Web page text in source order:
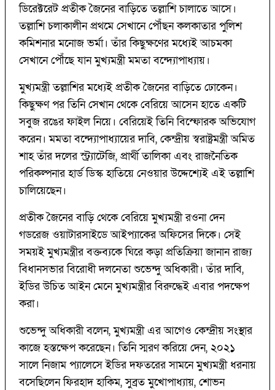
ডিরেক্টরেট প্রতীক জৈনের বাড়িতে তল্লাশি চালাতে আসে।
তল্লাশি চলাকালীন প্রথমে সেখানে পৌঁছন কলকাতার পুলিশ
কমিশনার মনোজ ভর্মা। তাঁর কিছুক্ষণের মধ্যেই আচমকা
সেখানে পৌঁছে যান মুখ্যমন্ত্রী মমতা বন্দ্যোপাধ্যায়।
মুখ্যমন্ত্রী তল্লাশির মধ্যেই প্রতীক জৈনের বাড়িতে ঢোকেন।
কিছুক্ষণ পর তিনি সেখান থেকে বেরিয়ে আসেন হাতে একটি
সবুজ রঙের ফাইল নিয়ে। বেরিয়েই তিনি বিস্ফোরক অভিযোগ
করেন। মমতা বন্দ্যোপাধ্যায়ের দাবি, কেন্দ্রীয় স্বরাষ্ট্রমন্ত্রী অমিত
শাহ তাঁর দলের স্ট্র্যাটেজি, প্রার্থী তালিকা এবং রাজনৈতিক
পরিকল্পনার হার্ড ডিস্ক হাতিয়ে নেওয়ার উদ্দেশ্যেই এই তল্লাশি
চালিয়েছেন।
প্রতীক জৈনের বাড়ি থেকে বেরিয়ে মুখ্যমন্ত্রী রওনা দেন
গডরেজ ওয়াটারসাইডে আইপ্যাকের অফিসের দিকে। সেই
সময়ই মুখ্যমন্ত্রীর বক্তব্যকে ঘিরে কড়া প্রতিক্রিয়া জানান রাজ্য
বিধানসভার বিরোধী দলনেতা শুভেন্দু অধিকারী। তাঁর দাবি,
ইডির উচিত আইন মেনে মুখ্যমন্ত্রীর বিরুদ্ধেই এবার পদক্ষেপ
করা।
শুভেন্দু অধিকারী বলেন, মুখ্যমন্ত্রী এর আগেও কেন্দ্রীয় সংস্থার
কাজে হস্তক্ষেপ করেছেন। তিনি স্মরণ করিয়ে দেন, ২০২১
সালে নিজাম প্যালেসে ইডির দফতরের সামনে মুখ্যমন্ত্রী ধরনায়
বসেছিলেন ফিরহাদ হাকিম, সুব্রত মুখোপাধ্যায়, শোভন